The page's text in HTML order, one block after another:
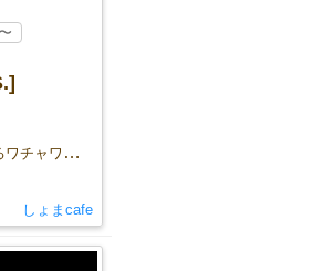
攻撃力たったの「3」からはじめるワチャワチャRPG。
しょまcafe